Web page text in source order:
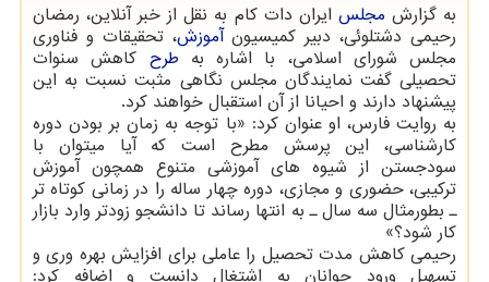
به گزارش مجلس ایران دات کام به نقل از خبر آنلاین، رمضان
رحیمی دشتلوئی، دبیر کمیسیونآموزش، تحقیقات و فناوری
مجلس شورای اسلامی، با اشاره به طرح کاهش سنوات
تحصیلی گفت نمایندگان مجلس نگاهی مثبت نسبت به این
پیشنهاد دارند و احیانا از آن استقبال خواهند کرد.
به روایت فارس، او عنوان کرد: «با توجه به زمان بر بودن دوره
کارشناسی، این پرسش مطرح است که آیا میتوان با
سودجستن از شیوه های آموزشی متنوع همچون آموزش
ترکیبی، حضوری و مجازی، دوره چهار ساله را در زمانی کوتاه تر
ـ بطورمثال سه سال ـ به انتها رساند تا دانشجو زودتر وارد بازار
کار شود؟»
رحیمی کاهش مدت تحصیل را عاملی برای افزایش بهره وری و
تسهیل ورود جوانان به اشتغال دانست و اضافه کرد: